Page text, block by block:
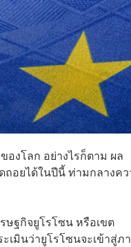
องโลก อย่างไรก็ตาม ผล
ถอยได้ในปีนี้ ท่ามกลางค
ษฐกิจยูโรโซน หรือเขต
เมินว่ายูโรโซนจะเข้าสู่ภ